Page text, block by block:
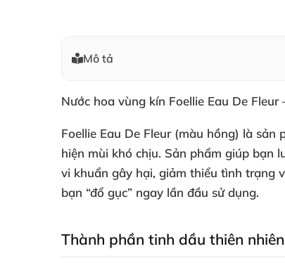
Mô tả
Nước hoa vùng kín Foellie Eau De Fleur
Foellie Eau De Fleur (màu hồng) là
hiện mùi khó chịu. Sản phẩm giúp bạn
vi khuẩn gây hại, giảm thiểu tình trạng
bạn “đổ gục” ngay lần đầu sử dụng.
Thành phần tinh dầu thiên